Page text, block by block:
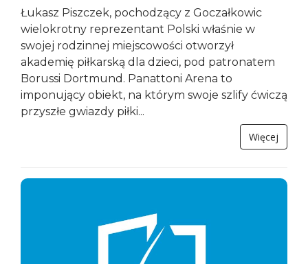
Łukasz Piszczek, pochodzący z Goczałkowic
wielokrotny reprezentant Polski właśnie w
swojej rodzinnej miejscowości otworzył
akademię piłkarską dla dzieci, pod patronatem
Borussi Dortmund. Panattoni Arena to
imponujący obiekt, na którym swoje szlify ćwiczą
przyszłe gwiazdy piłki...
Więcej